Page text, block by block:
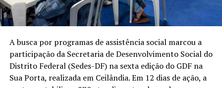
A busca por programas de assistência social marcou a
participação da Secretaria de Desenvolvimento Social do
Distrito Federal (Sedes-DF) na sexta edição do GDF na
Sua Porta, realizada em Ceilândia. Em 12 dias de ação, a